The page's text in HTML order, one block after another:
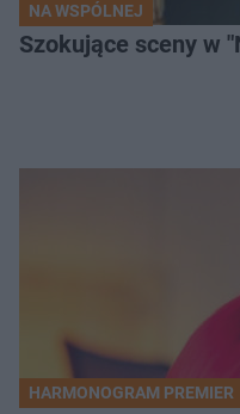
NA WSPÓLNEJ
Szokujące sceny w
HARMONOGRAM PREMIER